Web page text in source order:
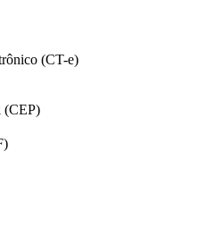
(CT-e)
(CEP)